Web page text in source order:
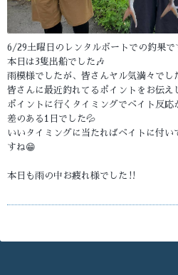
6/29土曜日のレンタルボートでの釣果
本日は3隻出船でした🎶
雨模様でしたが、皆さんヤル気満々でし
皆さんに最近釣れてるポイントをお伝え
ポイントに行くタイミングでベイト反応
差のある1日でした💦
いいタイミングに当たればベイトに付
すね😁
本日も雨の中お疲れ様でした‼️